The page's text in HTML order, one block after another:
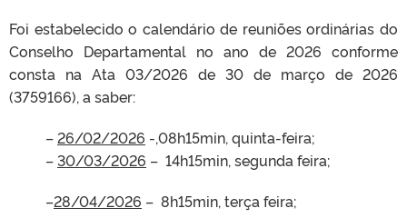
Foi estabelecido o calendário de reuniões ordinárias do
Conselho Departamental no ano de 2026 conforme
consta na Ata 03/2026 de 30 de março de 2026
(3759166), a saber:
–26/02/2026 -,08h15min, quinta-feira;
–30/03/2026 – 14h15min, segunda feira;
–28/04/2026 – 8h15min, terça feira;